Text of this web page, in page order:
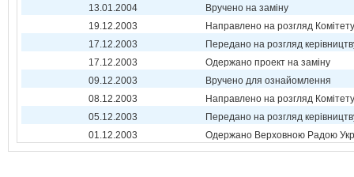
13.01.2004
Вручено на заміну
19.12.2003
Направлено на розгляд Комітету
17.12.2003
Передано на розгляд
17.12.2003
Одержано проект на заміну
09.12.2003
Вручено для ознайомлення
08.12.2003
Направлено на розгляд Комітету
05.12.2003
Передано на розгляд
01.12.2003
Одержано Верховною Радою